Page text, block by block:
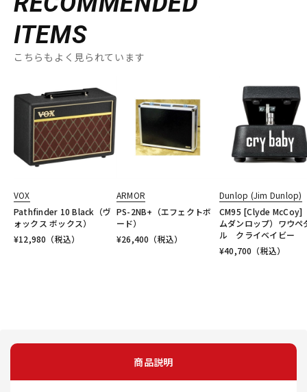
ITEMS
こちらもよく見られています
VOX
Pathfinder 10 Black（ヴ
ォックス ボックス）
¥12,980 （税込）
ARMOR
PS-2NB+（エフェクトボ
ード）
¥26,400 （税込）
Dunlop (Jim Dunlop)
CM95 [Clyde McCoy]
ムダンロップ）ワウペ
ル クライベイビー
¥40,700 （税込）
商品説明